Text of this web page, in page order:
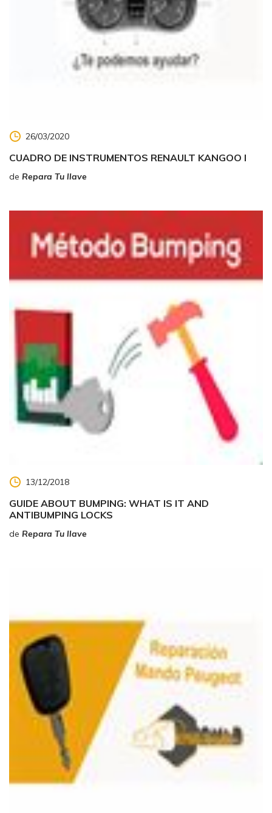
26/03/2020
CUADRO DE INSTRUMENTOS RENAULT KANGOO I
de Repara Tu llave
13/12/2018
GUIDE ABOUT BUMPING: WHAT IS IT AND
ANTIBUMPING LOCKS
de Repara Tu llave